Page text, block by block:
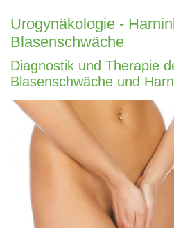
Urogynäkologie -
Blasenschwäche
Diagnostik und Therapie
Blasenschwäche und